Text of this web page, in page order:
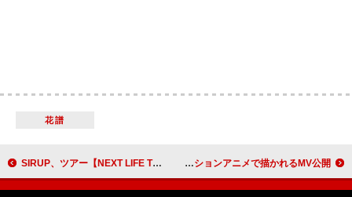
花譜
SIRUP、ツアー【NEXT LIFE TOUR 2025】横浜公演のライブダイジェスト映像を公開 山下達郎、2年ぶりの新曲「オノマトペISLAND」本日配信＆ストップモーションアニメで描かれるMV公開